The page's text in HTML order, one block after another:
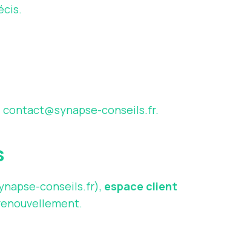
contact@synapse-conseils.fr.
conseils.fr), espace client